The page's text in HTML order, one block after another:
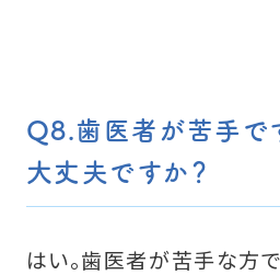
Q8.歯医者が苦手で
大丈夫ですか？
はい。歯医者が苦手な方